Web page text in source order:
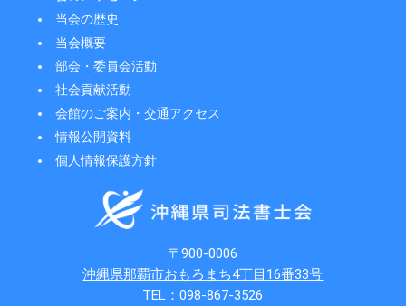
当会の歴史
当会概要
部会・委員会活動
社会貢献活動
会館のご案内・交通アクセス
情報公開資料
個人情報保護方針
〒900-0006
沖縄県那覇市おもろまち4丁目16番33号
TEL：098-867-3526